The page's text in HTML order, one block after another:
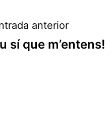
anterior
sí que m’entens!